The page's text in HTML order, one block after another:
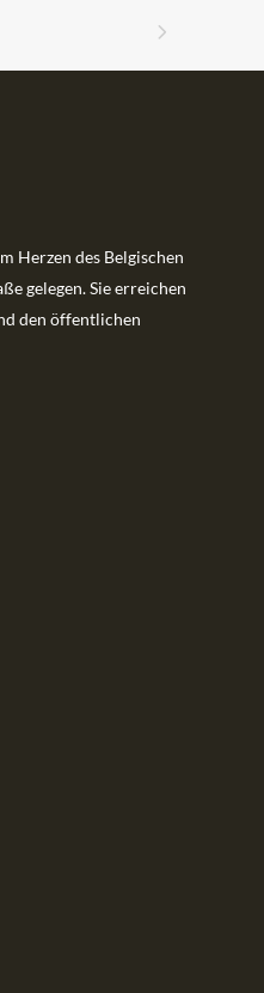
Herzen des Belgischen
gelegen. Sie erreichen
den öffentlichen